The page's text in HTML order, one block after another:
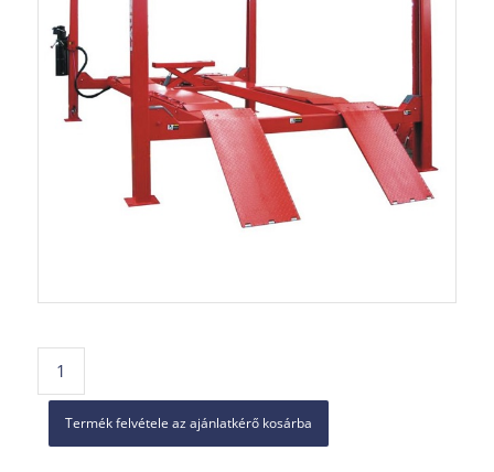
Termék felvétele az ajánlatkérő kosárba